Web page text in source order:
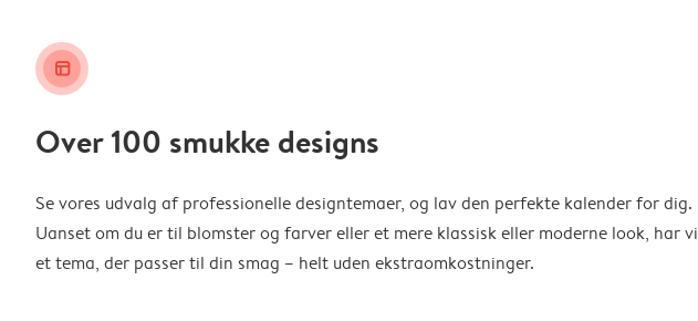
layout_alt
Over 100 smukke designs
Se vores udvalg af professionelle designtemaer, og lav den perfekte kalender for dig.
Uanset om du er til blomster og farver eller et mere klassisk eller moderne look, har vi
et tema, der passer til din smag – helt uden ekstraomkostninger.